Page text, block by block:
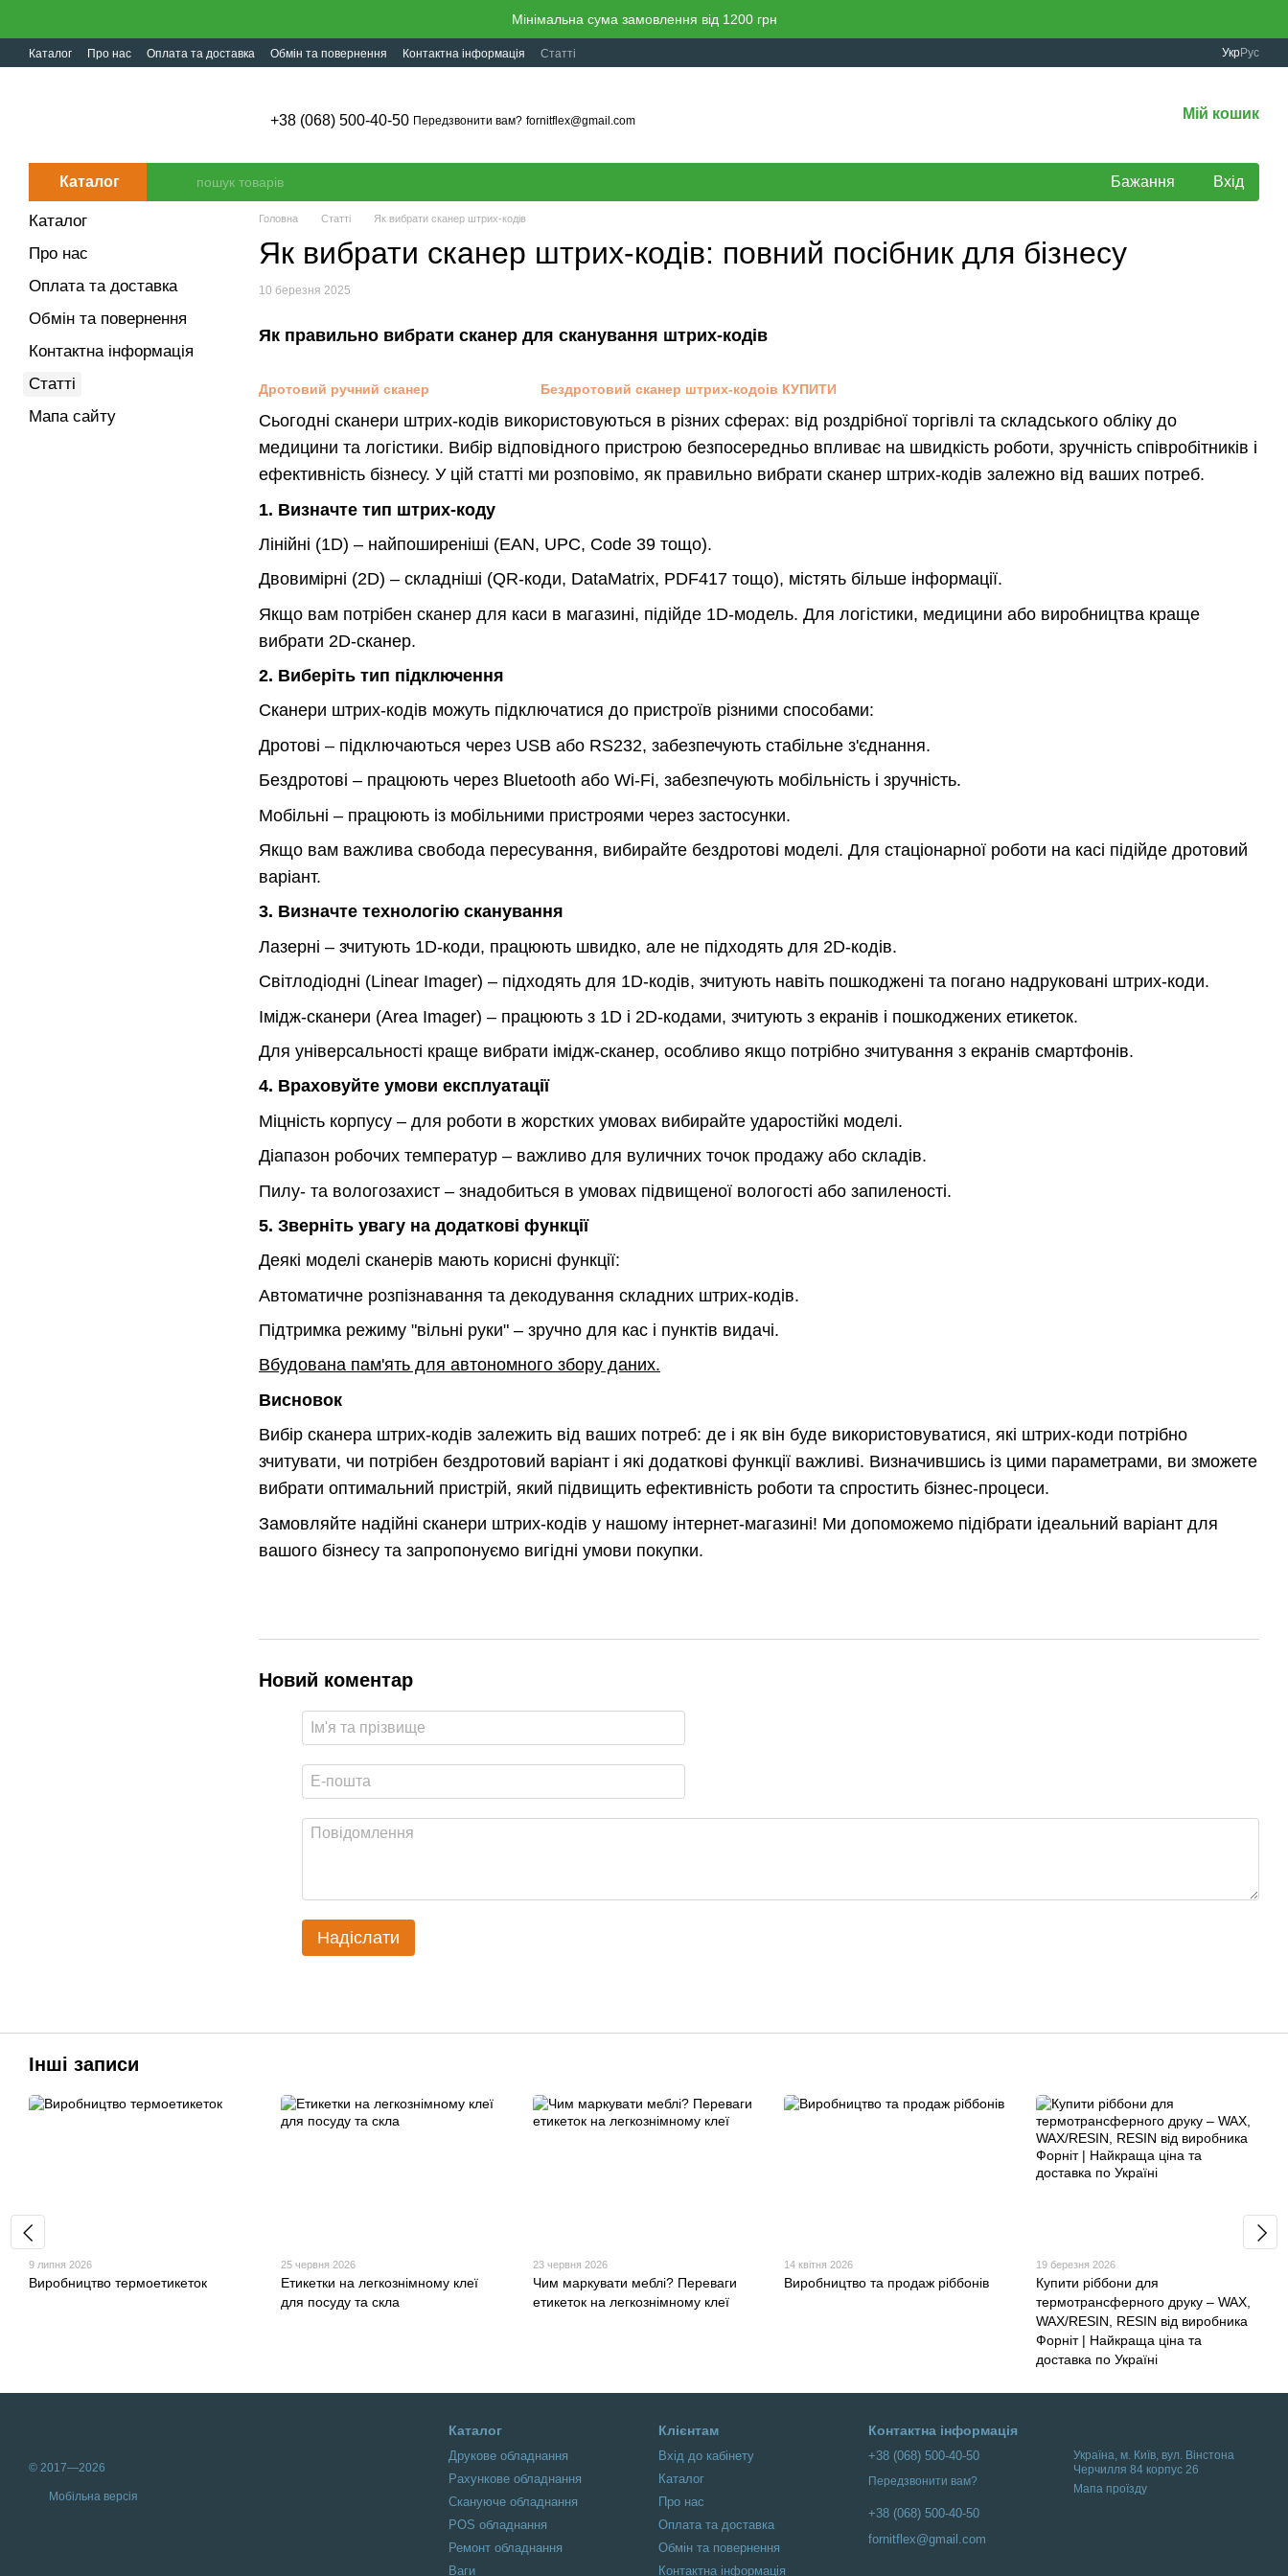
Мінімальна сума замовлення від 1200 грн
Каталог Про нас Оплата та доставка Обмін та повернення Контактна інформація Статті УкрРус
+38 (068) 500-40-50 Передзвонити вам? fornitflex@gmail.com Мій кошик
Каталог Бажання Вхід
Головна Статті Як вибрати сканер штрих-кодів
Як вибрати сканер штрих-кодів: повний посібник для бізнесу
10 березня 2025
Як правильно вибрати сканер для сканування штрих-кодів
Дротовий ручний сканер Бездротовий сканер штрих-кодоів КУПИТИ
Сьогодні сканери штрих-кодів використовуються в різних сферах: від роздрібної торгівлі та складського обліку до
медицини та логістики. Вибір відповідного пристрою безпосередньо впливає на швидкість роботи, зручність співробітників і
ефективність бізнесу. У цій статті ми розповімо, як правильно вибрати сканер штрих-кодів залежно від ваших потреб.
1. Визначте тип штрих-коду
Лінійні (1D) – найпоширеніші (EAN, UPC, Code 39 тощо).
Двовимірні (2D) – складніші (QR-коди, DataMatrix, PDF417 тощо), містять більше інформації.
Якщо вам потрібен сканер для каси в магазині, підійде 1D-модель. Для логістики, медицини або виробництва краще
вибрати 2D-сканер.
2. Виберіть тип підключення
Сканери штрих-кодів можуть підключатися до пристроїв різними способами:
Дротові – підключаються через USB або RS232, забезпечують стабільне з'єднання.
Бездротові – працюють через Bluetooth або Wi-Fi, забезпечують мобільність і зручність.
Мобільні – працюють із мобільними пристроями через застосунки.
Якщо вам важлива свобода пересування, вибирайте бездротові моделі. Для стаціонарної роботи на касі підійде дротовий
варіант.
3. Визначте технологію сканування
Лазерні – зчитують 1D-коди, працюють швидко, але не підходять для 2D-кодів.
Світлодіодні (Linear Imager) – підходять для 1D-кодів, зчитують навіть пошкоджені та погано надруковані штрих-коди.
Імідж-сканери (Area Imager) – працюють з 1D і 2D-кодами, зчитують з екранів і пошкоджених етикеток.
Для універсальності краще вибрати імідж-сканер, особливо якщо потрібно зчитування з екранів смартфонів.
4. Враховуйте умови експлуатації
Міцність корпусу – для роботи в жорстких умовах вибирайте ударостійкі моделі.
Діапазон робочих температур – важливо для вуличних точок продажу або складів.
Пилу- та вологозахист – знадобиться в умовах підвищеної вологості або запиленості.
5. Зверніть увагу на додаткові функції
Деякі моделі сканерів мають корисні функції:
Автоматичне розпізнавання та декодування складних штрих-кодів.
Підтримка режиму "вільні руки" – зручно для кас і пунктів видачі.
Вбудована пам'ять для автономного збору даних.
Висновок
Вибір сканера штрих-кодів залежить від ваших потреб: де і як він буде використовуватися, які штрих-коди потрібно
зчитувати, чи потрібен бездротовий варіант і які додаткові функції важливі. Визначившись із цими параметрами, ви зможете
вибрати оптимальний пристрій, який підвищить ефективність роботи та спростить бізнес-процеси.
Замовляйте надійні сканери штрих-кодів у нашому інтернет-магазині! Ми допоможемо підібрати ідеальний варіант для
вашого бізнесу та запропонуємо вигідні умови покупки.
Новий коментар
Надіслати
Каталог
Про нас
Оплата та доставка
Обмін та повернення
Контактна інформація
Статті
Мапа сайту
Інші записи
9 липня 2026
Виробництво термоетикеток
25 червня 2026
Етикетки на легкознімному клеї
для посуду та скла
23 червня 2026
Чим маркувати меблі? Переваги
етикеток на легкознімному клеї
14 квітня 2026
Виробництво та продаж ріббонів
19 березня 2026
Купити ріббони для
термотрансферного друку – WAX,
WAX/RESIN, RESIN від виробника
Форніт | Найкраща ціна та
доставка по Україні
© 2017—2026
Мобільна версія
Каталог
Друкове обладнання
Рахункове обладнання
Скануюче обладнання
POS обладнання
Ремонт обладнання
Ваги
Клієнтам
Вхід до кабінету
Каталог
Про нас
Оплата та доставка
Обмін та повернення
Контактна інформація
Контактна інформація
+38 (068) 500-40-50
Передзвонити вам?
+38 (068) 500-40-50
fornitflex@gmail.com
Українa, м. Київ, вул. Вінстона
Черчилля 84 корпус 26
Мапа проїзду